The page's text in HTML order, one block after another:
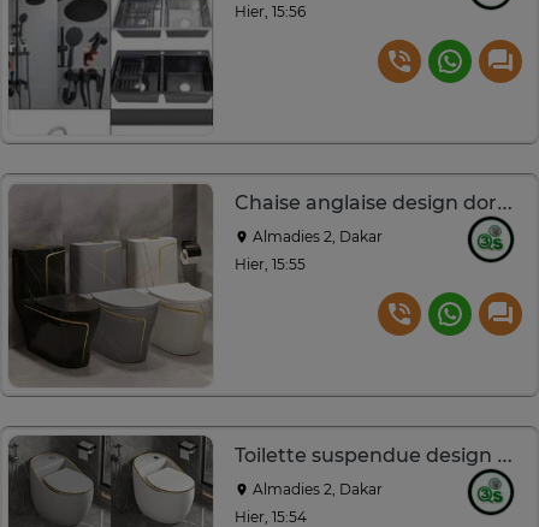
Hier, 15:56
Chaise anglaise design doré noir gris blanc ergonomique
Almadies 2, Dakar
Hier, 15:55
Toilette suspendue design épuré blanc/noir doré/gris
Almadies 2, Dakar
Hier, 15:54